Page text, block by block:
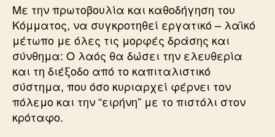
Με την πρωτοβουλία και καθοδήγηση του
Κόμματος, να συγκροτηθεί εργατικό – λαϊκό
μέτωπο με όλες τις μορφές δράσης και
σύνθημα: Ο λαός θα δώσει την ελευθερία
και τη διέξοδο από το καπιταλιστικό
σύστημα, που όσο κυριαρχεί φέρνει τον
πόλεμο και την “ειρήνη” με το πιστόλι στον
κρόταφο.